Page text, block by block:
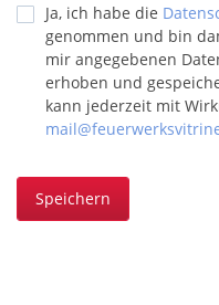
Ja, ich habe die
genommen und bin
mir angegebenen
erhoben und
kann jederzeit mit
Speichern